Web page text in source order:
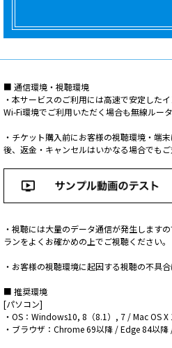
■ 通信環境・視聴環境
・本サービスのご利用には高速で安定した
Wi-Fi環境でご利用いただく場合も無線ルー
・チケット購入前にお客様の視聴環境・端
後、返金・キャンセルはいかなる場合でも
・視聴には大量のデータ通信が発生します
ランをよくお確かめの上でご視聴ください。
・お客様の視聴環境に起因する視聴の不具
■ 推奨環境
[パソコン]
・OS：Windows10, 8（8.1）, 7 / Mac OS X
・ブラウザ：Chrome 69以降 / Edge 84以